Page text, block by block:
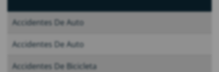
Accidentes De Auto
Accidentes De Auto
Accidentes De Bicicleta